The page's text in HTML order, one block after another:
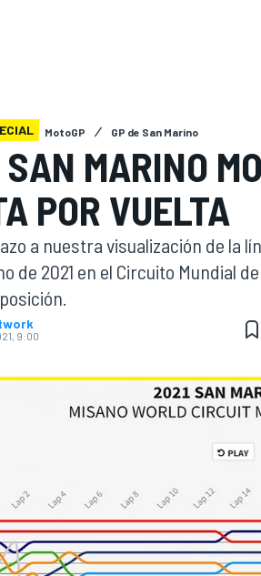
MotoGP GP de San Marino
SAN MARINO
POR VUELTA
a nuestra visualización de la
de 2021 en el Circuito Mundial
9:00